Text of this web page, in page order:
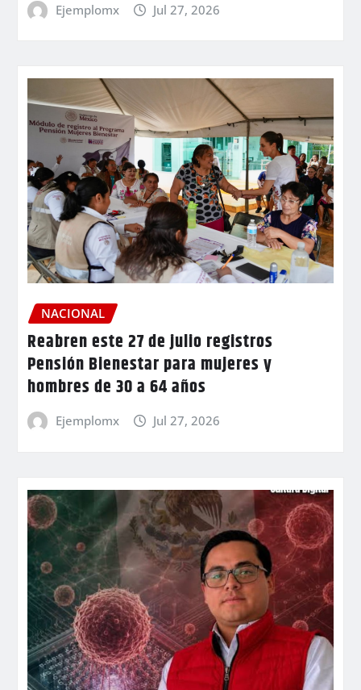
Ejemplomx Jul 27, 2026
NACIONAL
Reabren este 27 de julio registros
Pensión Bienestar para mujeres y
hombres de 30 a 64 años
Ejemplomx Jul 27, 2026